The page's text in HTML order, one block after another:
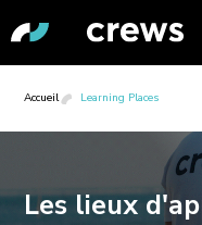
Accueil Learning Places
Les lieux